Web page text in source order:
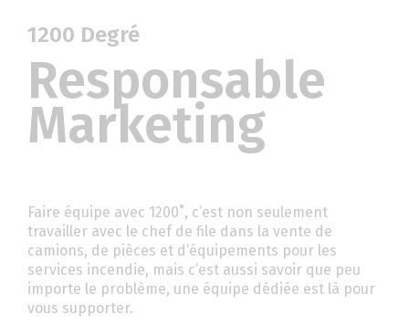
1200 Degré
Responsable
Marketing
Faire équipe avec 1200˚, c’est non seulement
travailler avec le chef de file dans la vente de
camions, de pièces et d’équipements pour les
services incendie, mais c’est aussi savoir que peu
importe le problème, une équipe dédiée est là pour
vous supporter.